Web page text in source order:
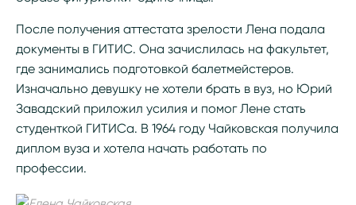
После получения аттестата зрелости Лена подала
документы в ГИТИС. Она зачислилась на факультет,
где занимались подготовкой балетмейстеров.
Изначально девушку не хотели брать в вуз, но Юрий
Завадский приложил усилия и помог Лене стать
студенткой ГИТИСа. В 1964 году Чайковская получила
диплом вуза и хотела начать работать по
профессии.